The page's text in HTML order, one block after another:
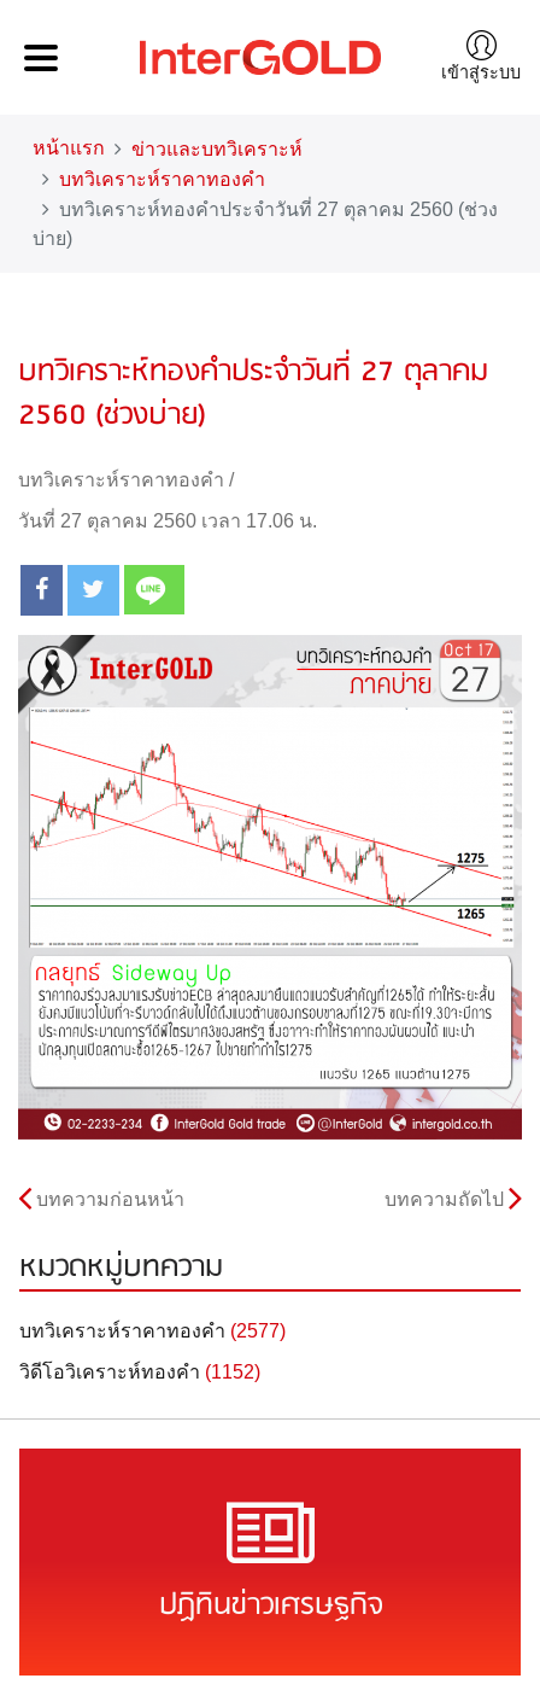
เข้าสู่ระบบ
หน้าแรก
ข่าวและบทวิเคราะห์
บทวิเคราะห์ราคาทองคำ
บทวิเคราะห์ทองคำประจำวันที่ 27 ตุลาคม 2560 (ช่วง
บ่าย)
บทวิเคราะห์ทองคำประจำวันที่ 27 ตุลาคม
2560 (ช่วงบ่าย)
บทวิเคราะห์ราคาทองคำ /
วันที่ 27 ตุลาคม 2560 เวลา 17.06 น.
บทความก่อนหน้า บทความถัดไป
หมวดหมู่บทความ
บทวิเคราะห์ราคาทองคำ (2577)
วิดีโอวิเคราะห์ทองคำ (1152)
ปฏิทินข่าวเศรษฐกิจ